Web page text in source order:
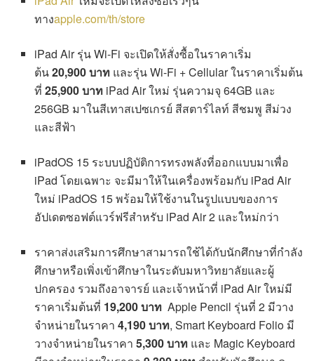
ทางapple.com/th/store
iPad Air รุ่น Wi-Fi จะเปิดให้สั่งซื้อในราคาเริ่ม
ต้น20,900 บาท และรุ่น Wi-Fi + Cellular ในราคาเริ่มต้น
ที่25,900 บาท iPad Air ใหม่ รุ่นความจุ 64GB และ
256GB มาในสีเทาสเปซเกรย์ สีสตาร์ไลท์ สีชมพู สีม่วง
และสีฟ้า
iPadOS 15 ระบบปฏิบัติการทรงพลังที่ออกแบบมาเพื่อ
iPad โดยเฉพาะ จะมีมาให้ในเครื่องพร้อมกับ iPad Air
ใหม่ iPadOS 15 พร้อมให้ใช้งานในรูปแบบของการ
อัปเดตซอฟต์แวร์ฟรีสำหรับ iPad Air 2 และใหม่กว่า
ราคาส่งเสริมการศึกษาสามารถใช้ได้กับนักศึกษาที่กำลัง
ศึกษาหรือเพิ่งเข้าศึกษาในระดับมหาวิทยาลัยและผู้
ปกครอง รวมถึงอาจารย์ และเจ้าหน้าที่ iPad Air ใหม่มี
ราคาเริ่มต้นที่ 19,200 บาท Apple Pencil รุ่นที่ 2 มีวาง
จำหน่ายในราคา4,190 บาท, Smart Keyboard Folio มี
วางจำหน่ายในราคา5,300 บาท และ Magic Keyboard